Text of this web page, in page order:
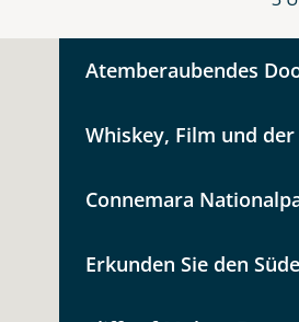
Telegram
Atemberaubendes
Whiskey, Film und
Connemara
Erkunden Sie den
Informationen